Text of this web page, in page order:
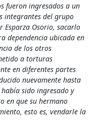
fueron ingresados a un
integrantes del grupo
Esparza Osorio, sacarlo
dependencia ubicada en
de los otros
a torturas
en diferentes partes
nuevamente hasta
sido ingresado y
en que su hermano
esto es, vendarle la